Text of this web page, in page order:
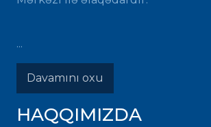
...
Davamını oxu
HAQQIMIZDA